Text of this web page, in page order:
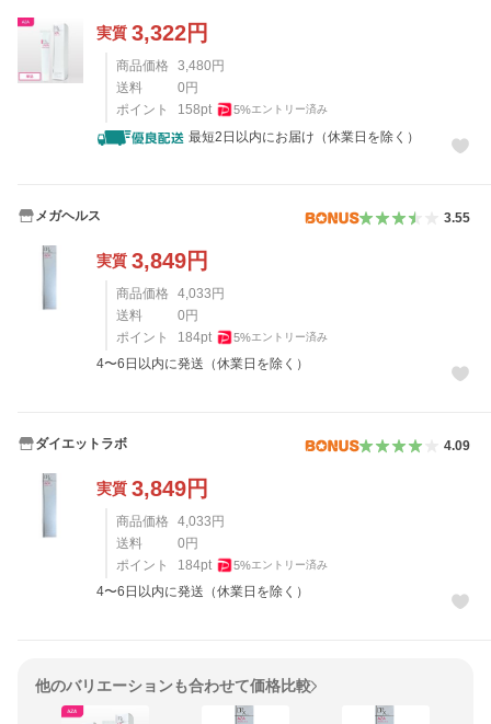
実質 3,322円
商品価格 3,480 円
送料
0 円
ポイント
158pt 5%エントリー済み
最短2日以内にお届け（休業日を除く）
メガヘルス 3.55
実質 3,849円
商品価格 4,033 円
送料
0 円
ポイント
184pt 5%エントリー済み
4〜6日以内に発送（休業日を除く）
ダイエットラボ 4.09
実質 3,849円
商品価格 4,033 円
送料
0 円
ポイント
184pt 5%エントリー済み
4〜6日以内に発送（休業日を除く）
他のバリエーションも合わせて価格比較